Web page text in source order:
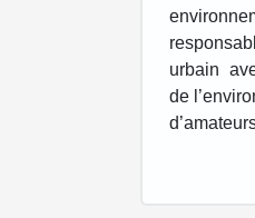
urbain
de